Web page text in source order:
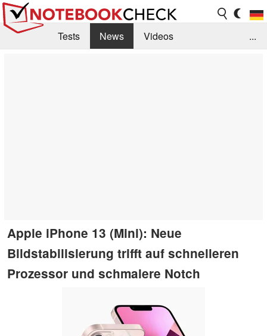
Tests News
Videos
...
Apple iPhone 13 (Mini): Neue
Bildstabilisierung trifft auf schnelleren
Prozessor und schmalere Notch